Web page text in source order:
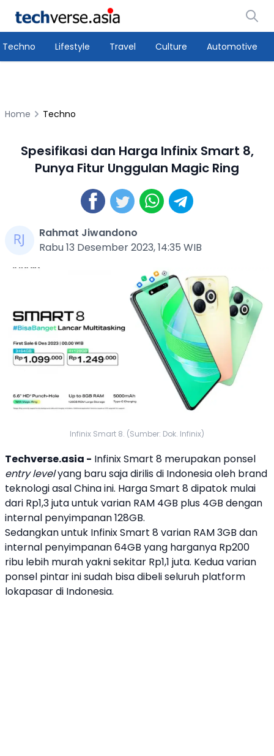
Techno Lifestyle Travel Culture Automotive
Home Techno
Spesifikasi dan Harga Infinix Smart 8,
Punya Fitur Unggulan Magic Ring
Rahmat Jiwandono
Rabu 13 Desember 2023, 14:35 WIB
Infinix Smart 8. (Sumber: Dok. Infinix)
Techverse.asia - InfinixSmart 8 merupakan ponsel
entry levelyang baru saja dirilis di Indonesia oleh brand
teknologi asal China ini. HargaSmart 8dipatok mulai
dari Rp1,3 juta untuk varian RAM 4GB plus 4GB dengan
internal penyimpanan 128GB.
Sedangkan untuk InfinixSmart 8varian RAM 3GB dan
internal penyimpanan 64GB yang harganya Rp200
ribu lebih murah yakni sekitar Rp1,1 juta. Kedua varian
ponsel pintar ini sudah bisa dibeli seluruh platform
lokapasar di Indonesia.